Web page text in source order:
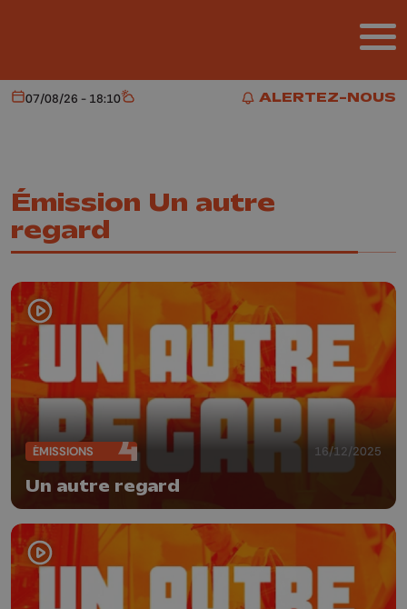
ALERTEZ-NOUS
ALERTEZ-NOUS
Aujourd'hui
07/08/26 - 18:10 Météo
Émission Un autre
regard
ÉMISSIONS 16/12/2025
Un autre regard